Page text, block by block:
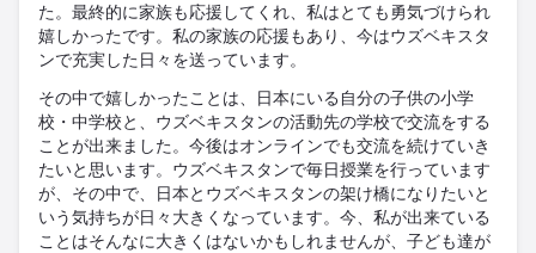
た。最終的に家族も応援してくれ、私はとても勇気づけられ
嬉しかったです。私の家族の応援もあり、今はウズベキスタ
ンで充実した日々を送っています。
その中で嬉しかったことは、日本にいる自分の子供の小学
校・中学校と、ウズベキスタンの活動先の学校で交流をする
ことが出来ました。今後はオンラインでも交流を続けていき
たいと思います。ウズベキスタンで毎日授業を行っています
が、その中で、日本とウズベキスタンの架け橋になりたいと
いう気持ちが日々大きくなっています。今、私が出来ている
ことはそんなに大きくはないかもしれませんが、子ども達が